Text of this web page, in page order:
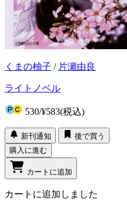
くまの柚子 / 片瀬由良
ライトノベル
530/¥583(税込)
新刊通知
後で買う
購入に進む
カートに追加
カートに追加しました